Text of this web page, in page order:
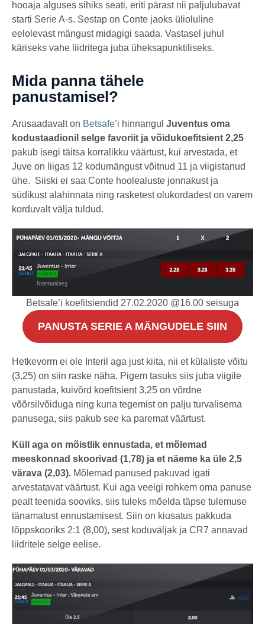
hooaja alguses sihiks seati, eriti pärast nii paljulubavat
starti Serie A-s. Sestap on Conte jaoks ülioluline
eelolevast mängust midagigi saada. Vastasel juhul
käriseks vahe liidritega juba üheksapunktiliseks.
Mida panna tähele
panustamisel?
Arusaadavalt on Betsafe’i hinnangul Juventus oma
kodustaadionil selge favoriit ja võidukoefitsient 2,25
pakub isegi täitsa korralikku väärtust, kui arvestada, et
Juve on liigas 12 kodumängust võitnud 11 ja viigistanud
ühe. Siiski ei saa Conte hoolealuste jonnakust ja
südikust alahinnata ning rasketest olukordadest on varem
korduvalt välja tuldud.
Betsafe’i koefitsiendid 27.02.2020 @16.00 seisuga
PANUSTA SERIE A MÄNGUDELE SIIN
Hetkevorm ei ole Interil aga just kiita, nii et külaliste võitu
(3,25) on siin raske näha. Pigem tasuks siis juba viigile
panustada, kuivõrd koefitsient 3,25 on võrdne
võõrsilvõiduga ning kuna tegemist on palju turvalisema
panusega, siis pakub see ka paremat väärtust.
Küll aga on mõistlik ennustada, et mõlemad
meeskonnad skoorivad (1,78) ja et näeme ka üle 2,5
värava (2,03). Mõlemad panused pakuvad igati
arvestatavat väärtust. Kui aga veelgi rohkem oma panuse
pealt teenida sooviks, siis tuleks mõelda täpse tulemuse
tänamatust ennustamisest. Siin on kiusatus pakkuda
lõppskooriks 2:1 (8,00), sest koduväljak ja CR7 annavad
liidritele selge eelise.